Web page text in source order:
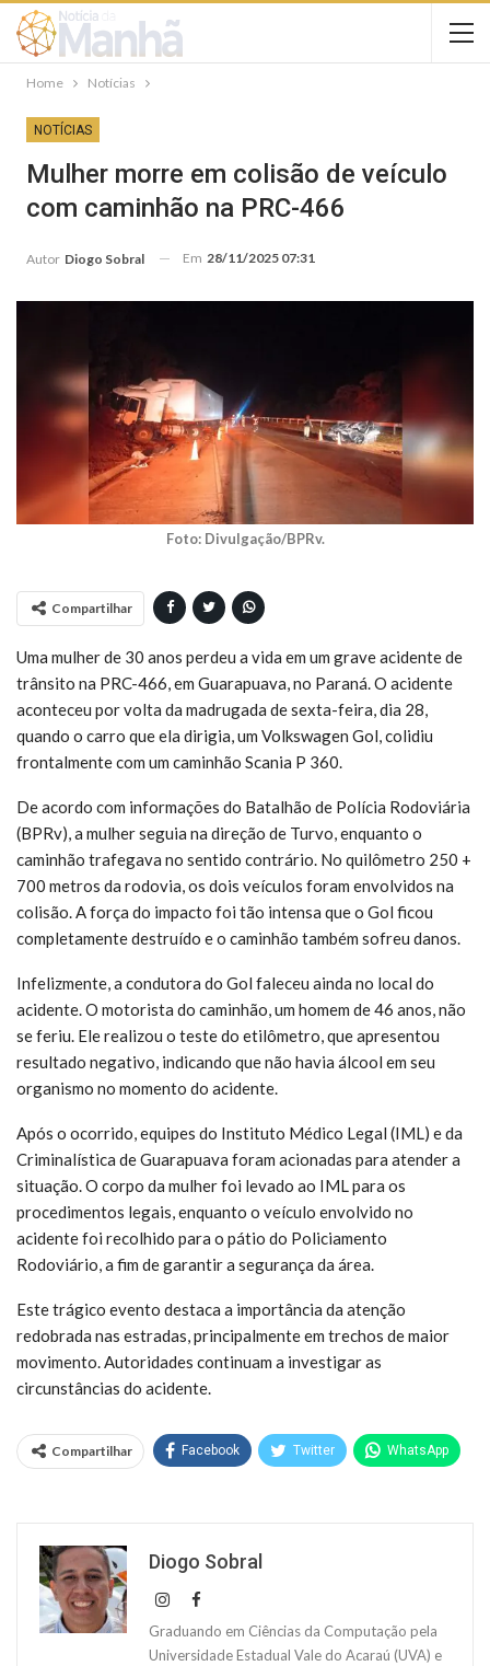
Home Notícias
NOTÍCIAS
Mulher morre em colisão de veículo
com caminhão na PRC-466
Autor Diogo Sobral Em 28/11/2025 07:31
Foto: Divulgação/BPRv.
Compartilhar
Uma mulher de 30 anos perdeu a vida em um grave acidente de
trânsito na PRC-466, em Guarapuava, no Paraná. O acidente
aconteceu por volta da madrugada de sexta-feira, dia 28,
quando o carro que ela dirigia, um Volkswagen Gol, colidiu
frontalmente com um caminhão Scania P 360.
De acordo com informações do Batalhão de Polícia Rodoviária
(BPRv), a mulher seguia na direção de Turvo, enquanto o
caminhão trafegava no sentido contrário. No quilômetro 250 +
700 metros da rodovia, os dois veículos foram envolvidos na
colisão. A força do impacto foi tão intensa que o Gol ficou
completamente destruído e o caminhão também sofreu danos.
Infelizmente, a condutora do Gol faleceu ainda no local do
acidente. O motorista do caminhão, um homem de 46 anos, não
se feriu. Ele realizou o teste do etilômetro, que apresentou
resultado negativo, indicando que não havia álcool em seu
organismo no momento do acidente.
Após o ocorrido, equipes do Instituto Médico Legal (IML) e da
Criminalística de Guarapuava foram acionadas para atender a
situação. O corpo da mulher foi levado ao IML para os
procedimentos legais, enquanto o veículo envolvido no
acidente foi recolhido para o pátio do Policiamento
Rodoviário, a fim de garantir a segurança da área.
Este trágico evento destaca a importância da atenção
redobrada nas estradas, principalmente em trechos de maior
movimento. Autoridades continuam a investigar as
circunstâncias do acidente.
Compartilhar Facebook Twitter WhatsApp
Diogo Sobral
Graduando em Ciências da Computação pela
Universidade Estadual Vale do Acaraú (UVA) e